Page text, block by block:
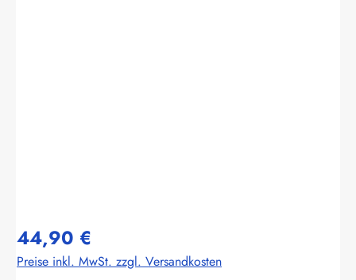
44,90 €
Preise inkl. MwSt. zzgl. Versandkosten